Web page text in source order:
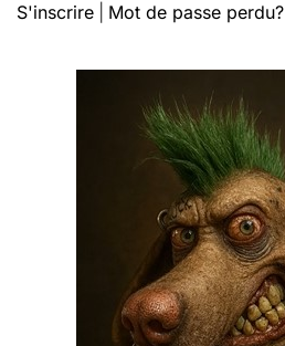
S'inscrire Mot de passe perdu?